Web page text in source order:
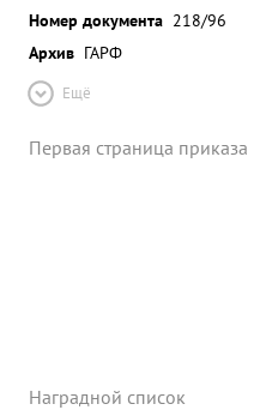
Номер документа 218/96
Архив ГАРФ
Ещё
Первая страница приказа
Наградной список